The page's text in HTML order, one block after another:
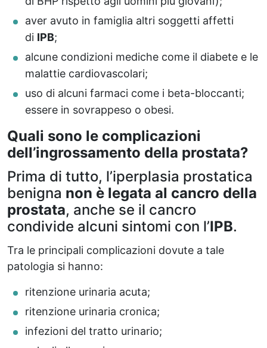
aver avuto in famiglia altri soggetti affetti
di IPB;
alcune condizioni mediche come il diabete e le
malattie cardiovascolari;
uso di alcuni farmaci come i beta-bloccanti;
essere in sovrappeso o obesi.
Quali sono le complicazioni
dell’ingrossamento della prostata?
Prima di tutto, l’iperplasia prostatica
benigna non è legata al cancro della
prostata, anche se il cancro
condivide alcuni sintomi con l’IPB.
Tra le principali complicazioni dovute a tale
patologia si hanno:
ritenzione urinaria acuta;
ritenzione urinaria cronica;
infezioni del tratto urinario;